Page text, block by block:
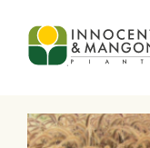
Skip to main content